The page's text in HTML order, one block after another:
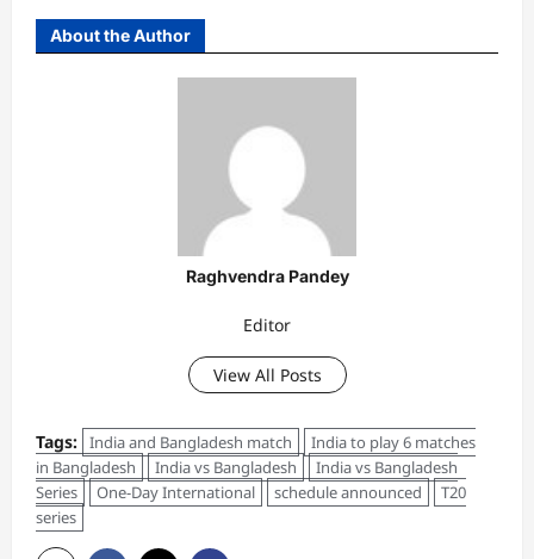
About the Author
Raghvendra Pandey
Editor
View All Posts
Tags: India and Bangladesh match
India to play 6 matches
in Bangladesh
India vs Bangladesh
India vs Bangladesh
Series
One-Day International schedule announced
T20
series